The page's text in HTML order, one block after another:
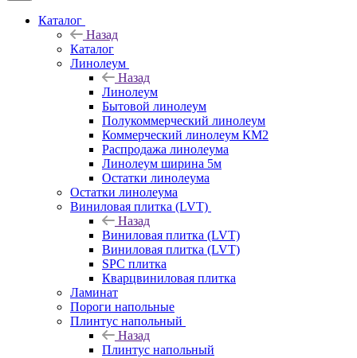
Каталог
Назад
Каталог
Линолеум
Назад
Линолеум
Бытовой линолеум
Полукоммерческий линолеум
Коммерческий линолеум КМ2
Распродажа линолеума
Линолеум ширина 5м
Остатки линолеума
Остатки линолеума
Виниловая плитка (LVT)
Назад
Виниловая плитка (LVT)
Виниловая плитка (LVT)
SPC плитка
Кварцвиниловая плитка
Ламинат
Пороги напольные
Плинтус напольный
Назад
Плинтус напольный